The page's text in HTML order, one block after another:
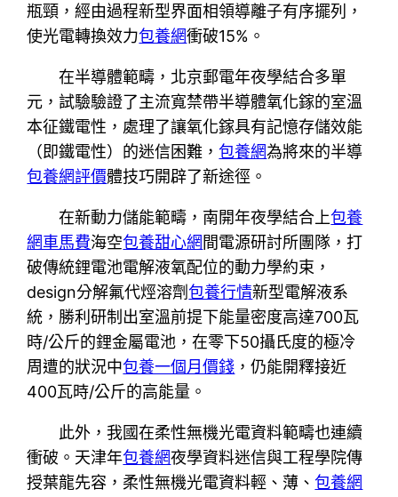
瓶頸，經由過程新型界面相領導離子有序擺列，
使光電轉換效力包養網衝破15%。
在半導體範疇，北京郵電年夜學結合多單
元，試驗驗證了主流寬禁帶半導體氧化鎵的室溫
本征鐵電性，處理了讓氧化鎵具有記憶存儲效能
（即鐵電性）的迷信困難，包養網為將來的半導
包養網評價體技巧開辟了新途徑。
在新動力儲能範疇，南開年夜學結合上包養
網車馬費海空包養甜心網 間電源研討所團隊，打
破傳統鋰電池電解液氧配位的動力學約束，
design分解氟代烴溶劑包養行情新型電解液系
統，勝利研制出室溫前提下能量密度高達700瓦
時/公斤的鋰金屬電池，在零下50攝氏度的極冷
周遭的狀況中包養一個月價錢 ，仍能開釋接近
400瓦時/公斤的高能量。
此外，我國在柔性無機光電資料範疇也連續
衝破。天津年包養網夜學資料迷信與工程學院傳
授葉龍先容，柔性無機光電資料輕、薄、包養網